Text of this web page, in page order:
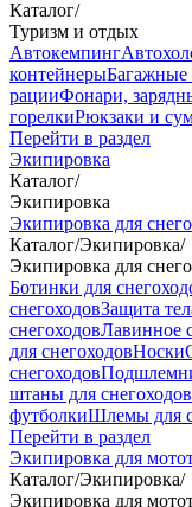
Каталог/
Туризм и отдых
Автокемпинг
контейнерыБагажные
рацииФонари,
горелкиРюкзаки и
Перейти в раздел
Экипировка
Каталог/
Экипировка
Экипировка для
Каталог/Экипировка/
Экипировка для
Ботинки для
снегоходовЗащита
снегоходовЛавинное
для снегоходовНоски
снегоходов
штаны для снегоходов
футболкиШлемы для
Перейти в раздел
Экипировка для
Каталог/Экипировка/
Экипировка для